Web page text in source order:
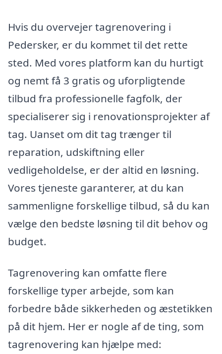
Hvis du overvejer tagrenovering i
Pedersker, er du kommet til det rette
sted. Med vores platform kan du hurtigt
og nemt få 3 gratis og uforpligtende
tilbud fra professionelle fagfolk, der
specialiserer sig i renovationsprojekter af
tag. Uanset om dit tag trænger til
reparation, udskiftning eller
vedligeholdelse, er der altid en løsning.
Vores tjeneste garanterer, at du kan
sammenligne forskellige tilbud, så du kan
vælge den bedste løsning til dit behov og
budget.
Tagrenovering kan omfatte flere
forskellige typer arbejde, som kan
forbedre både sikkerheden og æstetikken
på dit hjem. Her er nogle af de ting, som
tagrenovering kan hjælpe med: